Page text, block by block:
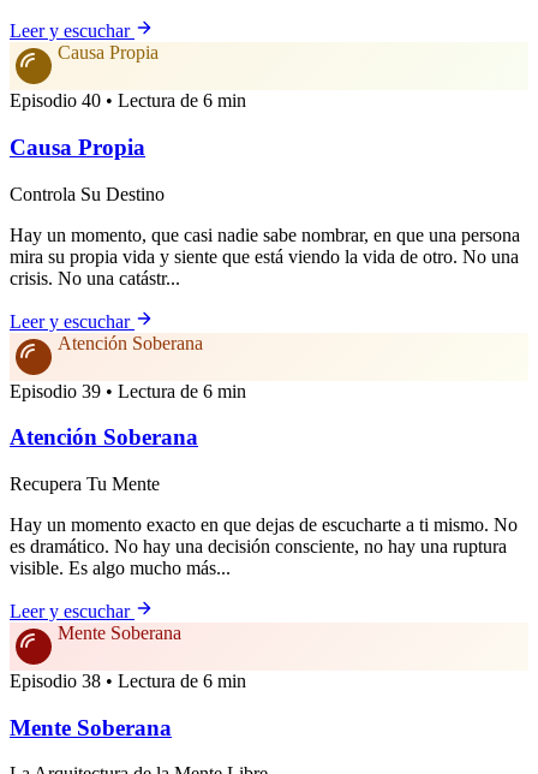
Leer y escuchar
Causa Propia
Episodio 40 • Lectura de 6 min
Causa Propia
Controla Su Destino
Hay un momento, que casi nadie sabe nombrar, en que una persona
mira su propia vida y siente que está viendo la vida de otro. No una
crisis. No una catástr...
Leer y escuchar
Atención Soberana
Episodio 39 • Lectura de 6 min
Atención Soberana
Recupera Tu Mente
Hay un momento exacto en que dejas de escucharte a ti mismo. No
es dramático. No hay una decisión consciente, no hay una ruptura
visible. Es algo mucho más...
Leer y escuchar
Mente Soberana
Episodio 38 • Lectura de 6 min
Mente Soberana